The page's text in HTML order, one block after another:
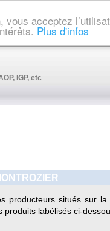
vous acceptez
Plus d'infos
IGP, etc
producteurs situés sur
produits labélisés ci-